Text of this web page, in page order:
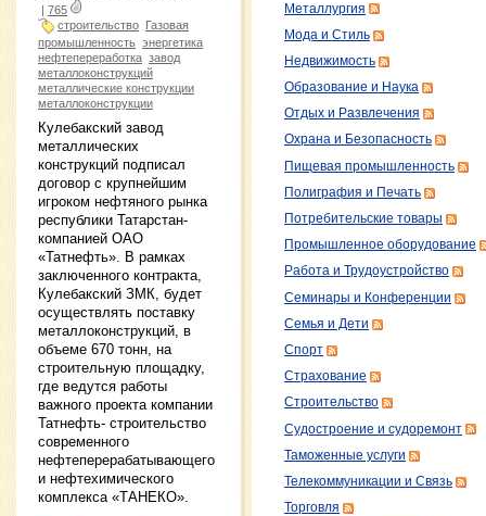
| 765
строительство Газовая
промышленность энергетика
нефтепереработка завод
металлоконструкций
металлические конструкции
металлоконструкции
Кулебакский завод
металлических
конструкций подписал
договор с крупнейшим
игроком нефтяного рынка
республики Татарстан-
компанией ОАО
«Татнефть». В рамках
заключенного контракта,
Кулебакский ЗМК, будет
осуществлять поставку
металлоконструкций, в
объеме 670 тонн, на
строительную площадку,
где ведутся работы
важного проекта компании
Татнефть- строительство
современного
нефтеперерабатывающего
и нефтехимического
комплекса «ТАНЕКО».
Металлургия
Мода и Стиль
Недвижимость
Образование и Наука
Отдых и Развлечения
Охрана и Безопасность
Пищевая промышленность
Полиграфия и Печать
Потребительские товары
Промышленное оборудование
Работа и Трудоустройство
Семинары и Конференции
Семья и Дети
Спорт
Страхование
Строительство
Судостроение и судоремонт
Таможенные услуги
Телекоммуникации и Связь
Торговля